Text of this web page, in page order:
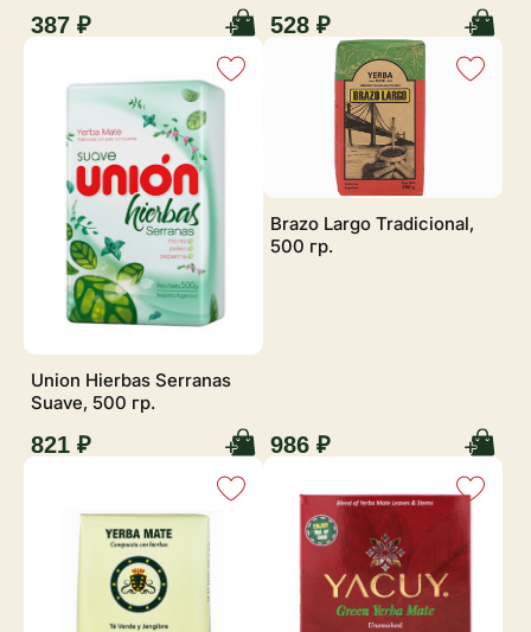
387 ₽ 528 ₽
Union Hierbas Serranas
Suave, 500 гр.
821 ₽
Brazo Largo Tradicional,
500 гр.
986 ₽